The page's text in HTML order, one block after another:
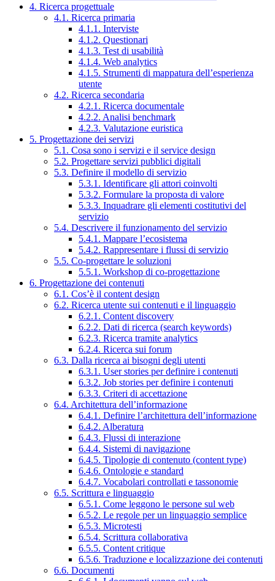
4. Ricerca progettuale
4.1. Ricerca primaria
4.1.1. Interviste
4.1.2. Questionari
4.1.3. Test di usabilità
4.1.4. Web analytics
4.1.5. Strumenti di mappatura dell’esperienza
utente
4.2. Ricerca secondaria
4.2.1. Ricerca documentale
4.2.2. Analisi benchmark
4.2.3. Valutazione euristica
5. Progettazione dei servizi
5.1. Cosa sono i servizi e il service design
5.2. Progettare servizi pubblici digitali
5.3. Definire il modello di servizio
5.3.1. Identificare gli attori coinvolti
5.3.2. Formulare la proposta di valore
5.3.3. Inquadrare gli elementi costitutivi del
servizio
5.4. Descrivere il funzionamento del servizio
5.4.1. Mappare l’ecosistema
5.4.2. Rappresentare i flussi di servizio
5.5. Co-progettare le soluzioni
5.5.1. Workshop di co-progettazione
6. Progettazione dei contenuti
6.1. Cos’è il content design
6.2. Ricerca utente sui contenuti e il linguaggio
6.2.1. Content discovery
6.2.2. Dati di ricerca (search keywords)
6.2.3. Ricerca tramite analytics
6.2.4. Ricerca sui forum
6.3. Dalla ricerca ai bisogni degli utenti
6.3.1. User stories per definire i contenuti
6.3.2. Job stories per definire i contenuti
6.3.3. Criteri di accettazione
6.4. Architettura dell’informazione
6.4.1. Definire l’architettura dell’informazione
6.4.2. Alberatura
6.4.3. Flussi di interazione
6.4.4. Sistemi di navigazione
6.4.5. Tipologie di contenuto (content type)
6.4.6. Ontologie e standard
6.4.7. Vocabolari controllati e tassonomie
6.5. Scrittura e linguaggio
6.5.1. Come leggono le persone sul web
6.5.2. Le regole per un linguaggio semplice
6.5.3. Microtesti
6.5.4. Scrittura collaborativa
6.5.5. Content critique
6.5.6. Traduzione e localizzazione dei contenuti
6.6. Documenti